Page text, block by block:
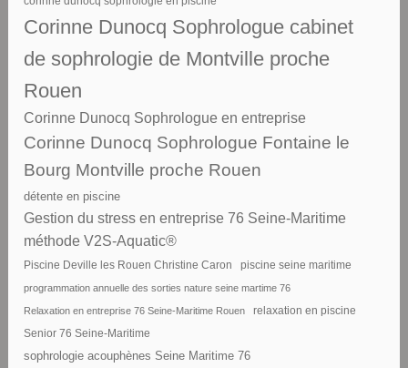
Corinne Dunocq Sophrologue cabinet
de sophrologie de Montville proche
Rouen
Corinne Dunocq Sophrologue en entreprise
Corinne Dunocq Sophrologue Fontaine le
Bourg Montville proche Rouen
détente en piscine
Gestion du stress en entreprise 76 Seine-Maritime
méthode V2S-Aquatic®
Piscine Deville les Rouen Christine Caron piscine seine maritime
programmation annuelle des sorties nature seine martime 76
Relaxation en entreprise 76 Seine-Maritime Rouen relaxation en piscine
Senior 76 Seine-Maritime
sophrologie acouphènes Seine Maritime 76